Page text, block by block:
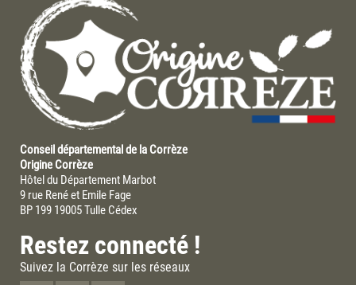
Conseil départemental de la Corrèze
Origine Corrèze
Hôtel du Département Marbot
9 rue René et Emile Fage
BP 199 19005 Tulle Cédex
Restez connecté !
Suivez la Corrèze sur les réseaux